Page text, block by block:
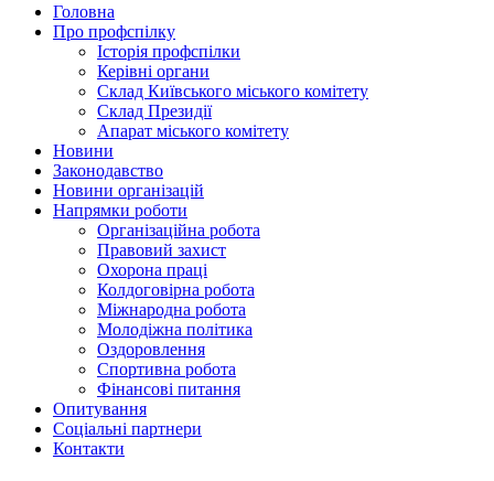
Головна
Про профспілку
Історія профспілки
Керівні органи
Склад Київського міського комітету
Склад Президії
Апарат міського комітету
Новини
Законодавство
Новини організацій
Напрямки роботи
Організаційна робота
Правовий захист
Охорона праці
Колдоговірна робота
Міжнародна робота
Молодіжна політика
Оздоровлення
Спортивна робота
Фінансові питання
Опитування
Соціальні партнери
Контакти